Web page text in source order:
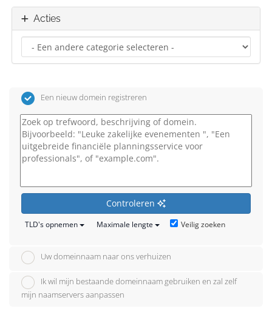
Acties
Een nieuw domein registreren
Controleren
TLD's opnemen Maximale lengte Veilig zoeken
Uw domeinnaam naar ons verhuizen
Ik wil mijn bestaande domeinnaam gebruiken en zal zelf
mijn naamservers aanpassen